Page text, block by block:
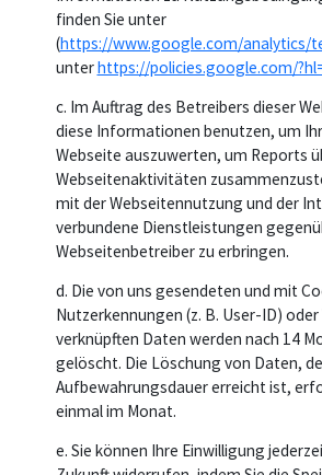
finden Sie unter
(https://www.google.com/analytics/
unterhttps://policies.google.com/
c. Im Auftrag des Betreibers dieser
diese Informationen benutzen, um
Webseite auszuwerten, um Reports
Webseitenaktivitäten
mit der Webseitennutzung und der
verbundene Dienstleistungen
Webseitenbetreiber zu erbringen.
d. Die von uns gesendeten und mit
Nutzerkennungen (z. B. User-ID)
verknüpften Daten werden nach 14
gelöscht. Die Löschung von Daten,
Aufbewahrungsdauer erreicht ist,
einmal im Monat.
e. Sie können Ihre Einwilligung